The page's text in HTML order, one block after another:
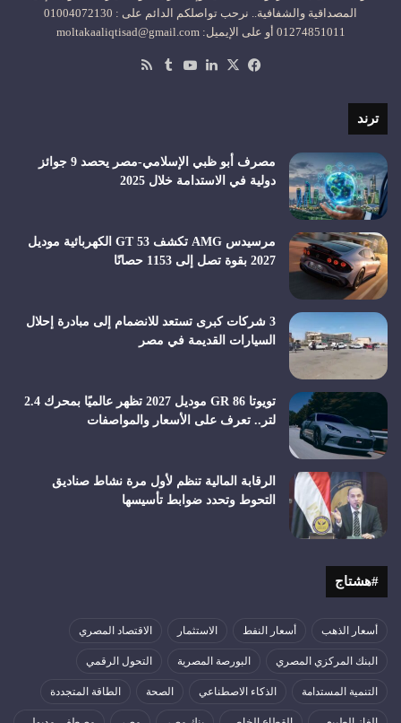
المصداقية والشفافية.. نرحب تواصلكم الدائم على : 01004072130
01274851011 أو على الإيميل: moltakaaliqtisad@gmail.com
فيسبوك
‫X لينكدإن‫YouTube
ترند
مصرف أبو ظبي الإسلامي-مصر يحصد 9 جوائز
دولية في الاستدامة خلال 2025
مرسيدس AMG تكشف GT 53 الكهربائية موديل
2027 بقوة تصل إلى 1153 حصانًا
3 شركات كبرى تستعد للانضمام إلى مبادرة إحلال
السيارات القديمة في مصر
تويوتا GR 86 موديل 2027 تظهر عالميًا بمحرك 2.4
لتر.. تعرف على الأسعار والمواصفات
الرقابة المالية تنظم لأول مرة نشاط صناديق
التحوط وتحدد ضوابط تأسيسها
#هشتاج
أسعار الذهب أسعار النفط الاستثمار الاقتصاد المصري
البنك المركزي المصري البورصة المصرية التحول الرقمي
التنمية المستدامة الذكاء الاصطناعي الصحة الطاقة المتجددة